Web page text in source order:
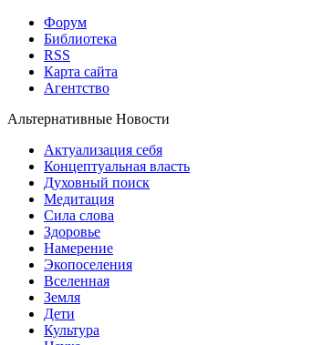
Форум
Библиотека
RSS
Карта сайта
Агентство
Альтернативные Новости
Актуализация себя
Концептуальная власть
Духовный поиск
Медитация
Сила слова
Здоровье
Намерение
Экопоселения
Вселенная
Земля
Дети
Культура